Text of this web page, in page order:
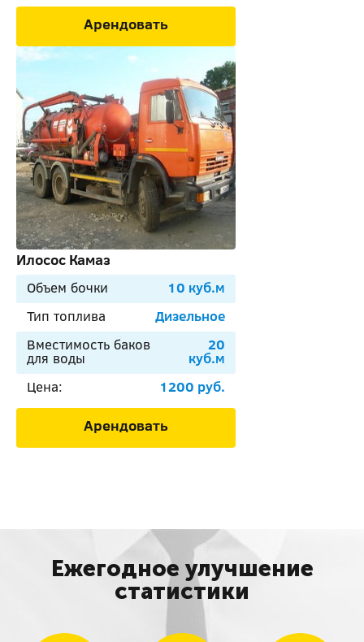
Арендовать
Илосос Камаз
Объем бочки
10 куб.м
Тип топлива
Дизельное
Вместимость баков
для воды
20
куб.м
Цена:
1200 руб.
Арендовать
Ежегодное улучшение
статистики